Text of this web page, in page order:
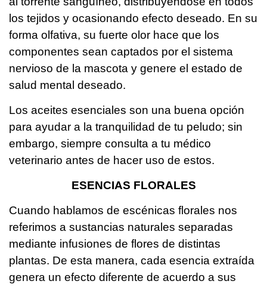
los tejidos y ocasionando efecto deseado. En su
forma olfativa, su fuerte olor hace que los
componentes sean captados por el sistema
nervioso de la mascota y genere el estado de
salud mental deseado.
Los aceites esenciales son una buena opción
para ayudar a la tranquilidad de tu peludo; sin
embargo, siempre consulta a tu médico
veterinario antes de hacer uso de estos.
ESENCIAS FLORALES
Cuando hablamos de escénicas florales nos
referimos a sustancias naturales separadas
mediante infusiones de flores de distintas
plantas. De esta manera, cada esencia extraída
genera un efecto diferente de acuerdo a sus